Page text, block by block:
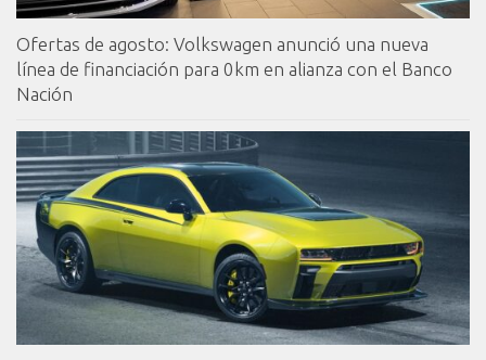
Ofertas de agosto: Volkswagen anunció una nueva
línea de financiación para 0km en alianza con el Banco
Nación